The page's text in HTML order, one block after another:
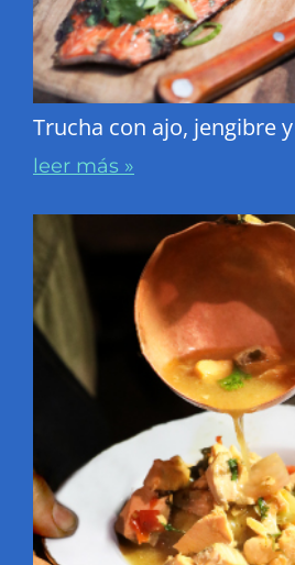
Trucha con ajo, jengibre
leer más »